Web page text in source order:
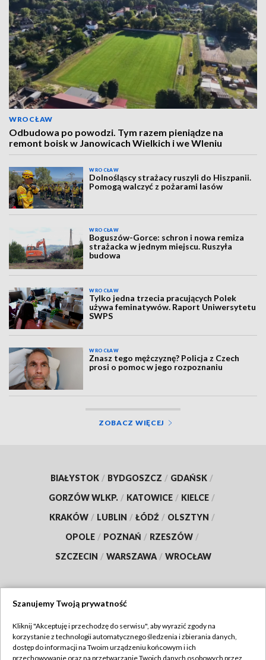
WROCŁAW
Odbudowa po powodzi. Tym razem pieniądze na
remont boisk w Janowicach Wielkich i we Wleniu
WROCŁAW
Dolnośląscy strażacy ruszyli do Hiszpanii.
Pomogą walczyć z pożarami lasów
WROCŁAW
Boguszów-Gorce: schron i nowa remiza
strażacka w jednym miejscu. Ruszyła
budowa
WROCŁAW
Tylko jedna trzecia pracujących Polek
używa feminatywów. Raport Uniwersytetu
SWPS
WROCŁAW
Znasz tego mężczyznę? Policja z Czech
prosi o pomoc w jego rozpoznaniu
ZOBACZ WIĘCEJ
BIAŁYSTOK / BYDGOSZCZ / GDAŃSK /
GORZÓW WLKP. / KATOWICE / KIELCE /
KRAKÓW / LUBLIN / ŁÓDŹ / OLSZTYN /
OPOLE / POZNAŃ / RZESZÓW /
SZCZECIN / WARSZAWA / WROCŁAW
TVP
Szanujemy Twoją prywatność
Kliknij "Akceptuję i przechodzę do serwisu", aby wyrazić zgody na
korzystanie z technologii automatycznego śledzenia i zbierania danych,
dostęp do informacji na Twoim urządzeniu końcowym i ich
przechowywanie oraz na przetwarzanie Twoich danych osobowych przez